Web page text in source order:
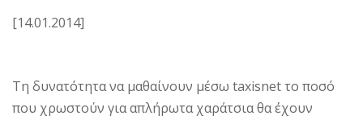
[14.01.2014]
Τη δυνατότητα να μαθαίνουν μέσω taxisnet το ποσό
που χρωστούν για απλήρωτα χαράτσια θα έχουν